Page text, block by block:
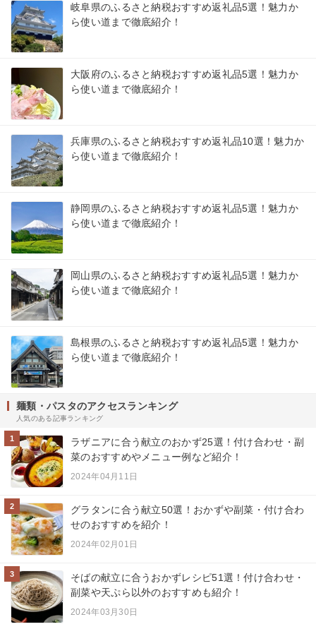
岐阜県のふるさと納税おすすめ返礼品5選！魅力か
ら使い道まで徹底紹介！
大阪府のふるさと納税おすすめ返礼品5選！魅力か
ら使い道まで徹底紹介！
兵庫県のふるさと納税おすすめ返礼品10選！魅力か
ら使い道まで徹底紹介！
静岡県のふるさと納税おすすめ返礼品5選！魅力か
ら使い道まで徹底紹介！
岡山県のふるさと納税おすすめ返礼品5選！魅力か
ら使い道まで徹底紹介！
島根県のふるさと納税おすすめ返礼品5選！魅力か
ら使い道まで徹底紹介！
麺類・パスタのアクセスランキング
人気のある記事ランキング
1
ラザニアに合う献立のおかず25選！付け合わせ・副
菜のおすすめやメニュー例など紹介！
2024年04月11日
2
グラタンに合う献立50選！おかずや副菜・付け合わ
せのおすすめを紹介！
2024年02月01日
3
そばの献立に合うおかずレシピ51選！付け合わせ・
副菜や天ぷら以外のおすすめも紹介！
2024年03月30日